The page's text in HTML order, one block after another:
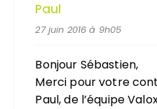
Paul
27 juin 2016 à 9h05
Bonjour Sébastien,
Merci pour votre
Paul, de l’équipe